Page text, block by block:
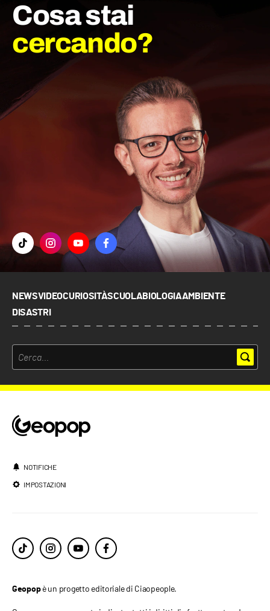
Cosa stai
cercando?
NEWSVIDEOCURIOSITÀSCUOLABIOLOGIAAMBIENTE
DISASTRI
NOTIFICHE
IMPOSTAZIONI
Geopopè un progetto editoriale di Ciaopeople.